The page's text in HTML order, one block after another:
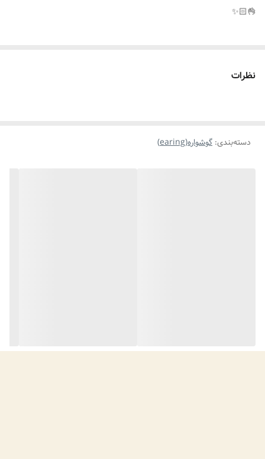
👌🏻✨️
نظرات
دسته‌بندی: گوشواره(earing)